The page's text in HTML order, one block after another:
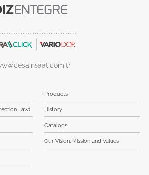
Products
Law)
History
Catalogs
Our Vision, Mission and Values